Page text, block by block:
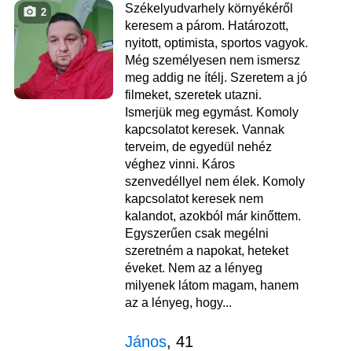
2
Székelyudvarhely környékéről
keresem a párom. Határozott,
nyitott, optimista, sportos vagyok.
Még személyesen nem ismersz
meg addig ne ítélj. Szeretem a jó
filmeket, szeretek utazni.
Ismerjük meg egymást. Komoly
kapcsolatot keresek. Vannak
terveim, de egyedül nehéz
véghez vinni. Káros
szenvedéllyel nem élek. Komoly
kapcsolatot keresek nem
kalandot, azokból már kinőttem.
Egyszerűen csak megélni
szeretném a napokat, heteket
éveket. Nem az a lényeg
milyenek látom magam, hanem
az a lényeg, hogy...
János, 41